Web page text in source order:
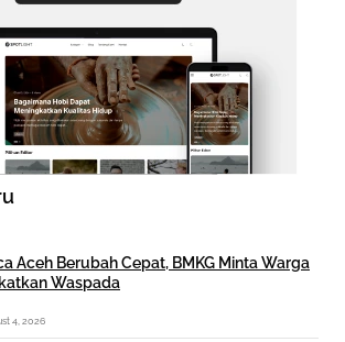
Aceh Berubah Cepat, BMKG Minta Warga
Waspada
4, 2026